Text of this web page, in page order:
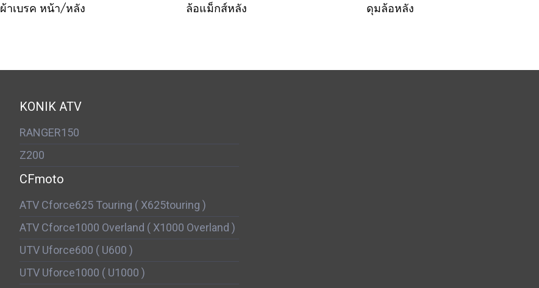
ผ้าเบรค หน้า/หลัง ล้อแม็กส์หลัง ดุมล้อหลัง
KONIK ATV
RANGER150
Z200
CFmoto
ATV Cforce625 Touring ( X625touring )
ATV Cforce1000 Overland ( X1000 Overland )
UTV Uforce600 ( U600 )
UTV Uforce1000 ( U1000 )